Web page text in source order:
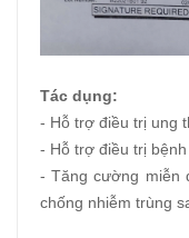
Tác dụng:
- Hỗ trợ điều trị ung
- Hỗ trợ điều trị
- Tăng cường miễn
chống nhiễm trùng